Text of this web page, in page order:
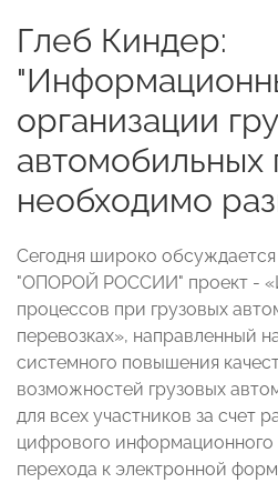
Глеб Киндер:
организации
автомобильных
необходимо
Сегодня широко
"ОПОРОЙ РОССИИ" проект -
процессов при грузовых
перевозках», направленный
системного повышения
возможностей грузовых
для всех участников за счет
цифрового информационного
перехода к электронной